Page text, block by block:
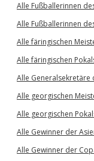
Alle Fußballerinnen
Alle Fußballerinnen
Alle färingischen
Alle färingischen
Alle Generalsekretäre
Alle georgischen
Alle georgischen
Alle Gewinner der
Alle Gewinner der